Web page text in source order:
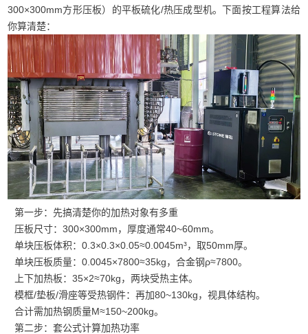
300×300mm方形压板）的平板硫化/热压成型机。下面按工程算法给
你算清楚：
第一步：先搞清楚你的加热对象有多重
压板尺寸：300×300mm，厚度通常40~60mm。
单块压板体积：0.3×0.3×0.05≈0.0045m³，取50mm厚。
单块压板质量：0.0045×7800≈35kg，合金钢ρ≈7800。
上下加热板：35×2≈70kg，两块受热主体。
模框/垫板/滑座等受热钢件：再加80~130kg，视具体结构。
合计需加热钢质量M≈150~200kg。
第二步：套公式计算加热功率